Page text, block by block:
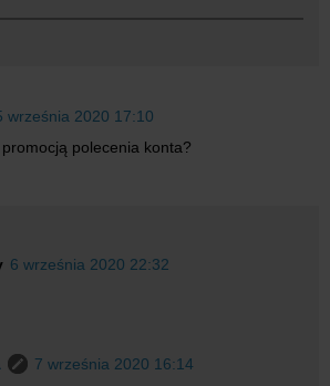
września 2020 17:10
promocją polecenia konta?
6 września 2020 22:32
7 września 2020 16:14